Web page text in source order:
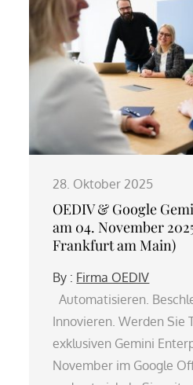
28. Oktober 2025
OEDIV & Google
am 04. November
Frankfurt am Main)
By : Firma OEDIV
Automatisieren.
Innovieren. Werden Sie
exklusiven Gemini
November im Google